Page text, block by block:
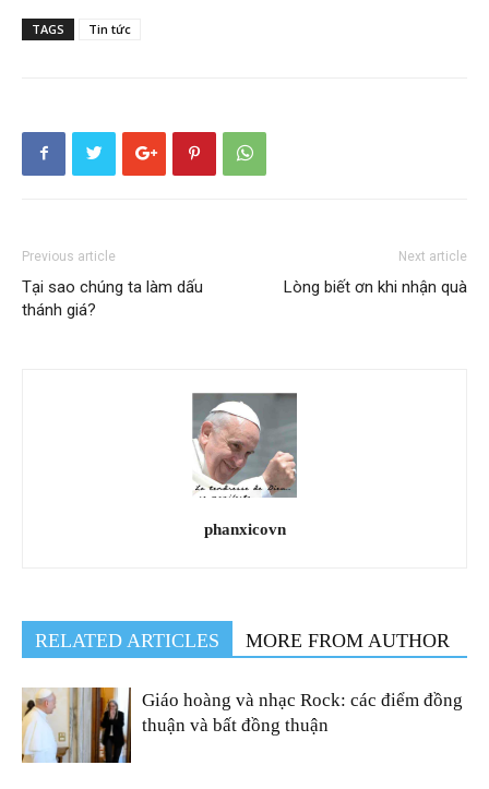
TAGS Tin tức
Previous article
Tại sao chúng ta làm dấu
thánh giá?
Next article
Lòng biết ơn khi nhận quà
phanxicovn
RELATED ARTICLES MORE FROM AUTHOR
Giáo hoàng và nhạc Rock: các điểm đồng
thuận và bất đồng thuận